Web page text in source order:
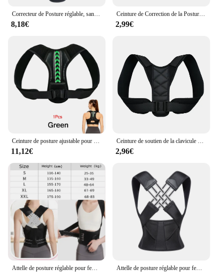
Correcteur de Posture réglable, sangle de soutien du dos, orthèse de soutien de la colonne vertébrale, ceinture orthopédique de Posture lombaire
8,18€
Ceinture de Correction de la Posture du Dos, Correcteur Anti-camel, Ajustable, 4 Roues Motrices, Nouvelle Collection
2,99€
Ceinture de posture ajustable pour hommes et femmes, pour le haut du dos, la colonne vertébrale et la clavicule, pour la maison, le bureau et l'extérieur
11,12€
Ceinture de soutien de la clavicule et de la colonne vertébrale, soutien réglable de la posture initiée, remodelez votre corps, orthèse du cou, haut du dos, sport à domicile et au bureau
2,96€
Attelle de posture réglable pour femmes et hommes, redressement du dos, utilisé pour la colonne vertébrale supérieure moyenne